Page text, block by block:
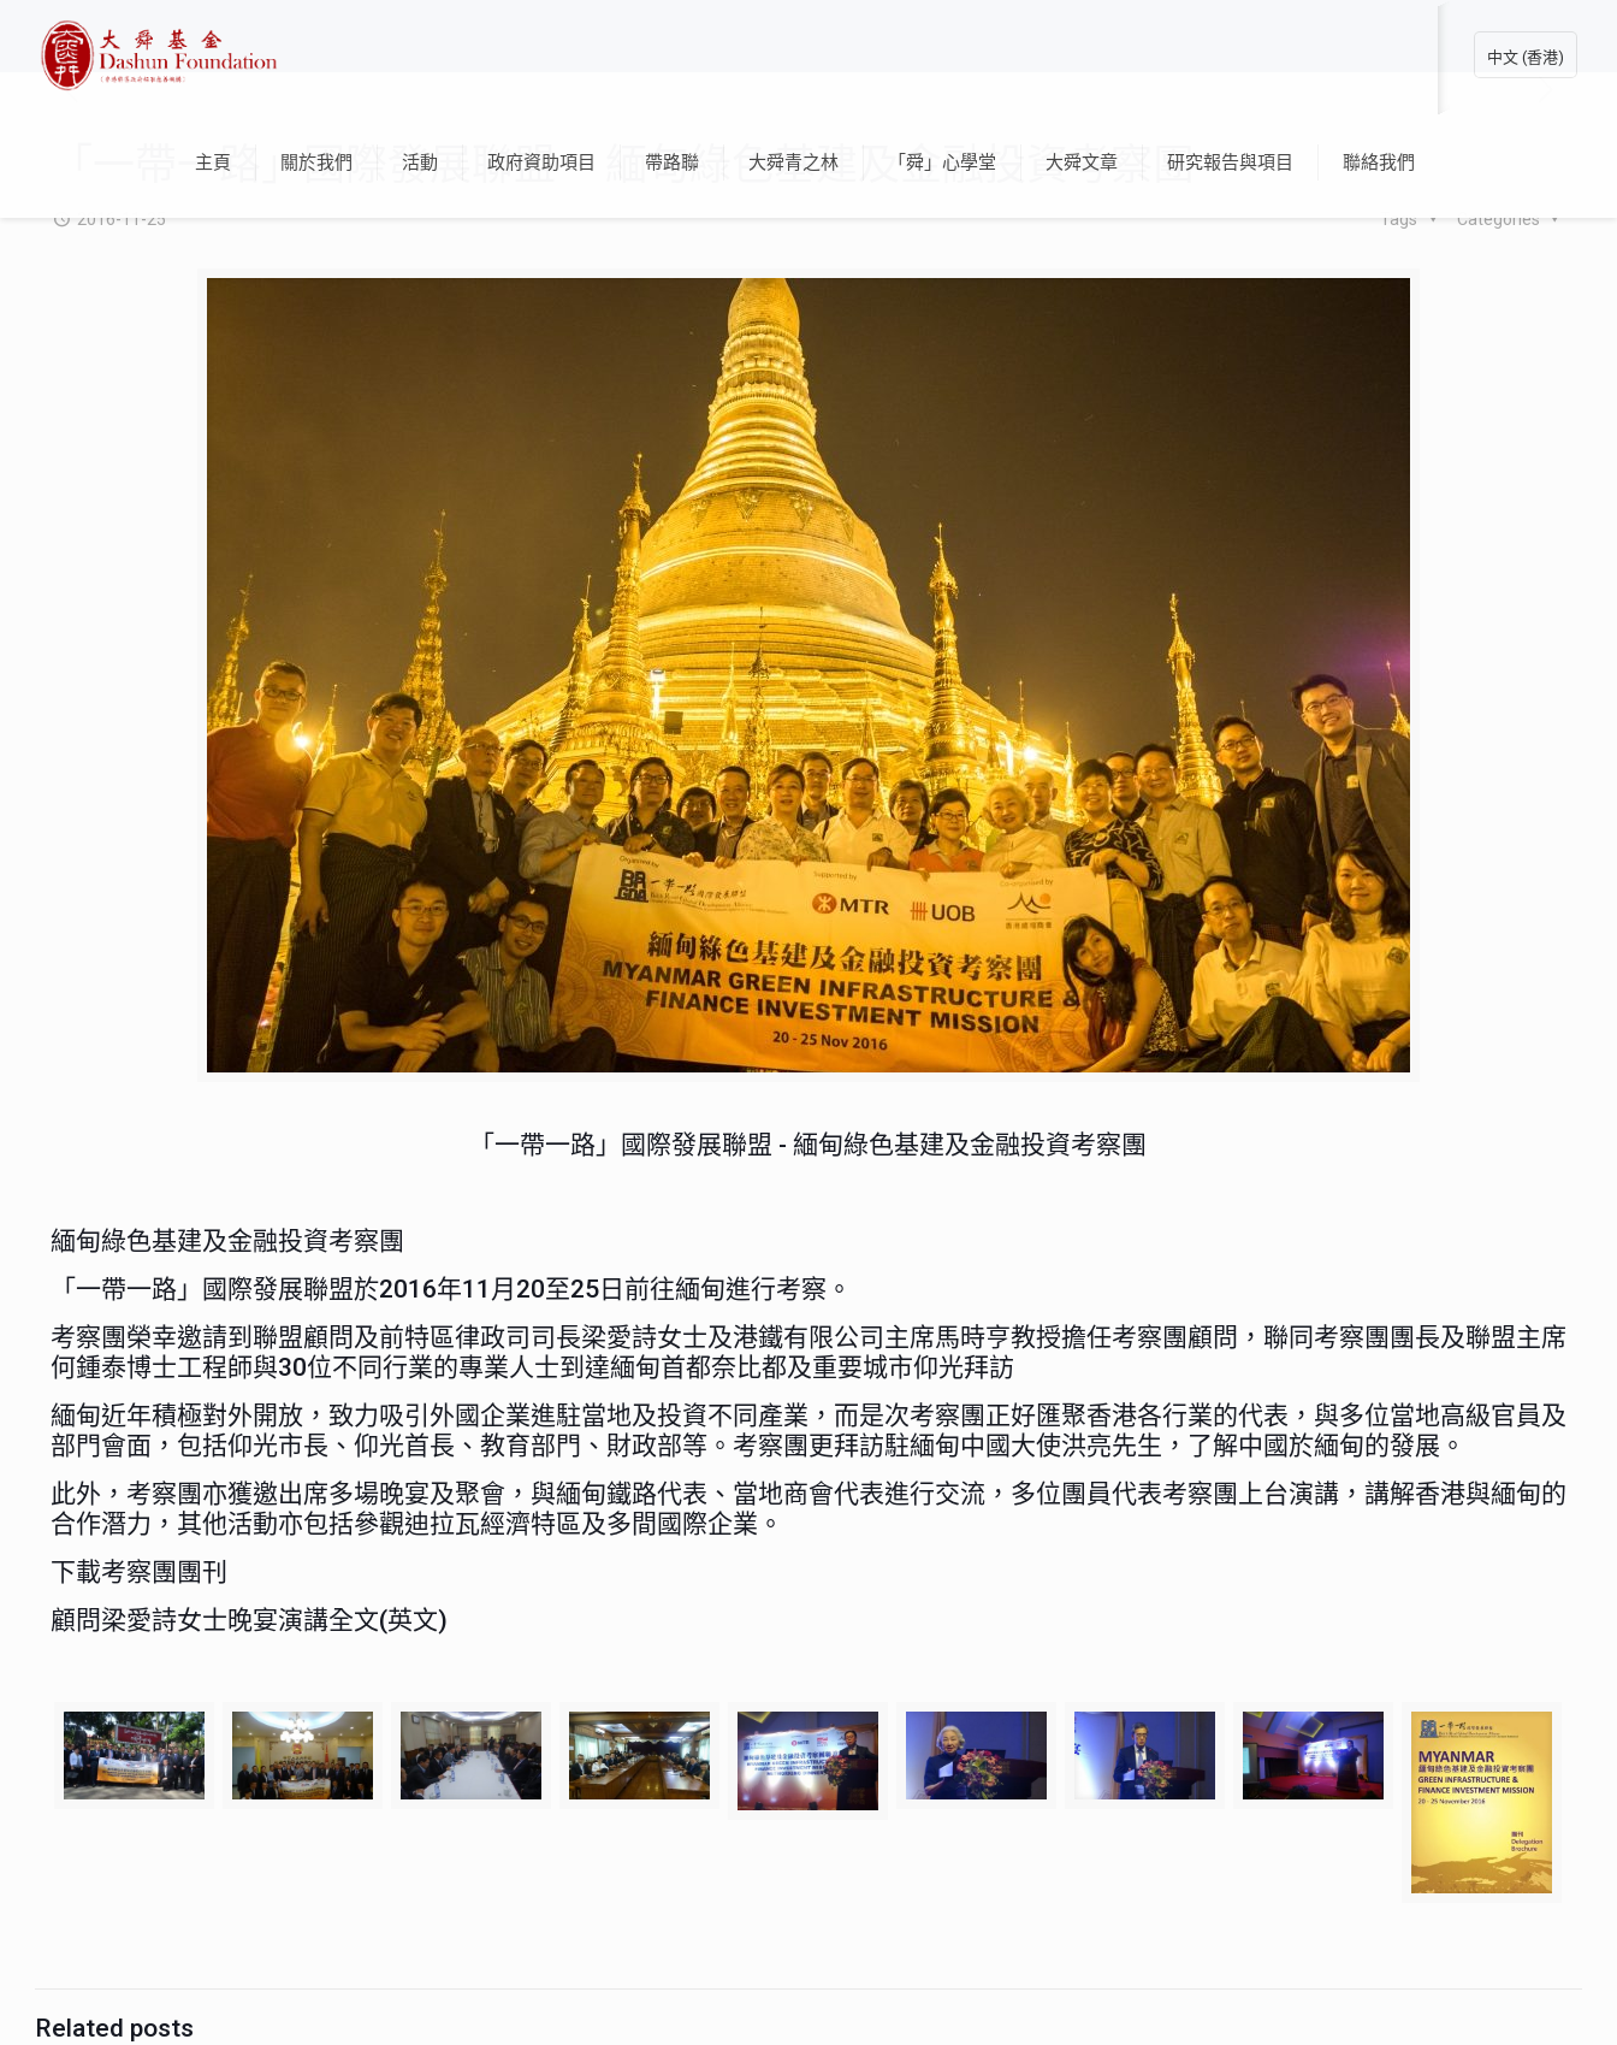
主頁 關於我們 活動 政府資助項目 帶路聯 大舜青之林 「舜」心學堂 大舜文章 研究報告與項目 聯絡我們
中文 (香港)
「一帶一路」國際發展聯盟 – 緬甸綠色基建及金融投資考察團
2016-11-25 Categories
Tags
「一帶一路」國際發展聯盟 - 緬甸綠色基建及金融投資考察團
緬甸綠色基建及金融投資考察團
「一帶一路」國際發展聯盟於2016年11月20至25日前往緬甸進行考察。
考察團榮幸邀請到聯盟顧問及前特區律政司司長梁愛詩女士及港鐵有限公司主席馬時亨教授擔任考察團顧問，聯同考察團團長及聯盟主席
何鍾泰博士工程師與30位不同行業的專業人士到達緬甸首都奈比都及重要城市仰光拜訪
緬甸近年積極對外開放，致力吸引外國企業進駐當地及投資不同產業，而是次考察團正好匯聚香港各行業的代表，與多位當地高級官員及
部門會面，包括仰光市長、仰光首長、教育部門、財政部等。考察團更拜訪駐緬甸中國大使洪亮先生，了解中國於緬甸的發展。
此外，考察團亦獲邀出席多場晚宴及聚會，與緬甸鐵路代表、當地商會代表進行交流，多位團員代表考察團上台演講，講解香港與緬甸的
合作潛力，其他活動亦包括參觀迪拉瓦經濟特區及多間國際企業。
下載考察團團刊
顧問梁愛詩女士晚宴演講全文(英文)
Related posts